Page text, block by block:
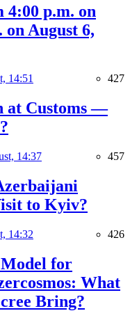
4:00 p.m. on
on August 6,
14:51 427
at Customs —
14:37 457
to Kyiv?
14:32 426
for
What
Bring?